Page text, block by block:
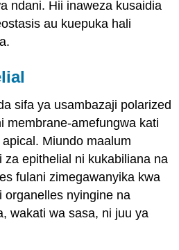
ndani. Hii inaweza kusaidia
au kuepuka hali
sifa ya usambazaji polarized
membrane-amefungwa kati
Miundo maalum
za epithelial ni kukabiliana na
fulani zimegawanyika kwa
organelles nyingine na
wakati wa sasa, ni juu ya